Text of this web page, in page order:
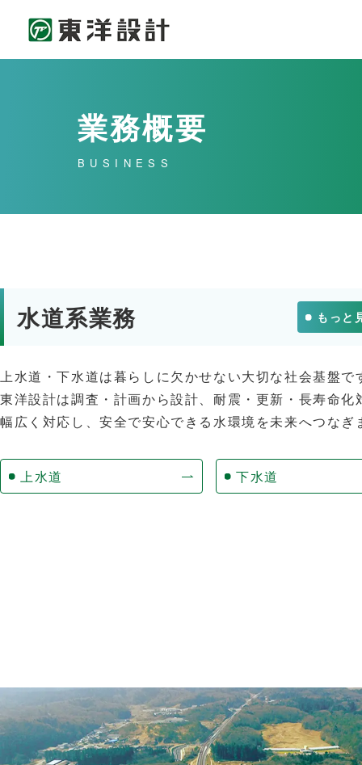
業務概要
BUSINESS
水道系業務 もっと
上水道・下水道は暮らしに欠かせない大切な社会基盤で
東洋設計は調査・計画から設計、耐震・更新・長寿命化
幅広く対応し、安全で安心できる水環境を未来へつなぎ
上水道 下水道